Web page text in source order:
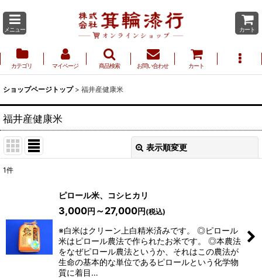
メニュー カート
カテゴリ マイページ 商品検索 お問い合わせ カート
ショップページトップ > 福井産健康米
福井産健康米
表示順変更
並び順:
絞り込む
1件
ピロール米、コシヒカリ
3,000円 ～27,000円 (税込)
※白米はクリーン上白精米済みです。 ◎ピロール
米はピロール農法で作られたお米です。 ◎本農法
をなぜピロール農法というか、それはこの農法が
生命の基本的な単位であるピロールという化学物
質に着目…